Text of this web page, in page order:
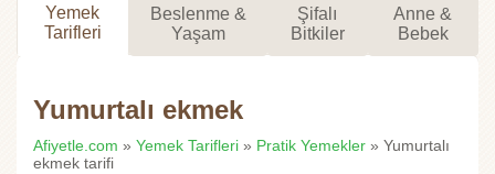
Yemek
Tarifleri
Beslenme &
Yaşam
Şifalı
Bitkiler
Anne &
Bebek
Yumurtalı ekmek
Afiyetle.com » Yemek Tarifleri » Pratik Yemekler » Yumurtalı
ekmek tarifi